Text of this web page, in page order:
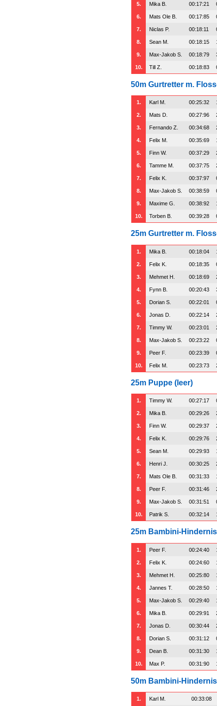
5. Mika B. 00:17:21
6. Mats Ole B. 00:17:85
7. Niclas P. 00:18:11
8. Sean M. 00:18:15
9. Max-Jakob S. 00:18:79
10. Till Z. 00:18:83
50m Gurtretter m.
1. Karl M. 00:25:32
2. Mats D. 00:27:96
3. Fernando Z. 00:34:68
4. Felix M. 00:35:69
5. Finn W. 00:37:29
6. Tamme M. 00:37:75
7. Felix K. 00:37:97
8. Max-Jakob S. 00:38:59
9. Maxime G. 00:38:92
10. Torben B. 00:39:28
25m Gurtretter m.
1. Mika B. 00:18:04
2. Felix K. 00:18:35
3. Mehmet H. 00:18:69
4. Fynn B. 00:20:43
5. Dorian S. 00:22:01
6. Jonas D. 00:22:14
7. Timmy W. 00:23:01
8. Max-Jakob S. 00:23:22
9. Peer F. 00:23:39
10. Felix M. 00:23:73
25m Puppe (leer)
1. Timmy W. 00:27:17
2. Mika B. 00:29:26
3. Finn W. 00:29:37
4. Felix K. 00:29:76
5. Sean M. 00:29:93
6. Henri J. 00:30:25
7. Mats Ole B. 00:31:33
8. Peer F. 00:31:46
9. Max-Jakob S. 00:31:51
10. Patrik S. 00:32:14
25m Bambini-Hindernis
1. Peer F. 00:24:40
2. Felix K. 00:24:60
3. Mehmet H. 00:25:80
4. Jannes T. 00:28:50
5. Max-Jakob S. 00:29:40
6. Mika B. 00:29:91
7. Jonas D. 00:30:44
8. Dorian S. 00:31:12
9. Dean B. 00:31:30
10. Max P. 00:31:90
50m Bambini-Hindernis
1. Karl M. 00:33:08